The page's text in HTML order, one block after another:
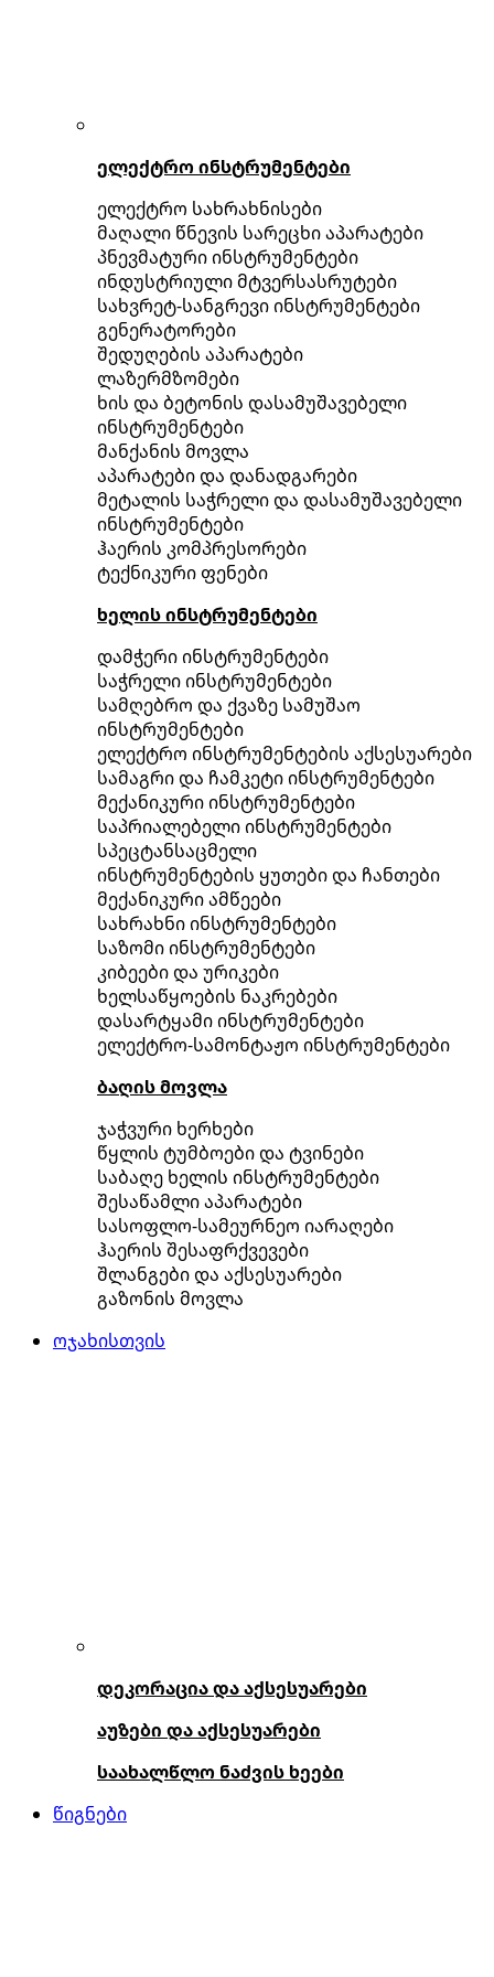
ელექტრო ინსტრუმენტები
ელექტრო სახრახნისები
მაღალი წნევის სარეცხი აპარატები
პნევმატური ინსტრუმენტები
ინდუსტრიული მტვერსასრუტები
სახვრეტ-სანგრევი ინსტრუმენტები
გენერატორები
შედუღების აპარატები
ლაზერმზომები
ხის და ბეტონის დასამუშავებელი
ინსტრუმენტები
მანქანის მოვლა
აპარატები და დანადგარები
მეტალის საჭრელი და დასამუშავებელი
ინსტრუმენტები
ჰაერის კომპრესორები
ტექნიკური ფენები
ხელის ინსტრუმენტები
დამჭერი ინსტრუმენტები
საჭრელი ინსტრუმენტები
სამღებრო და ქვაზე სამუშაო
ინსტრუმენტები
ელექტრო ინსტრუმენტების აქსესუარები
სამაგრი და ჩამკეტი ინსტრუმენტები
მექანიკური ინსტრუმენტები
საპრიალებელი ინსტრუმენტები
სპეცტანსაცმელი
ინსტრუმენტების ყუთები და ჩანთები
მექანიკური ამწეები
სახრახნი ინსტრუმენტები
საზომი ინსტრუმენტები
კიბეები და ურიკები
ხელსაწყოების ნაკრებები
დასარტყამი ინსტრუმენტები
ელექტრო-სამონტაჟო ინსტრუმენტები
ბაღის მოვლა
ჯაჭვური ხერხები
წყლის ტუმბოები და ტვინები
საბაღე ხელის ინსტრუმენტები
შესაწამლი აპარატები
სასოფლო-სამეურნეო იარაღები
ჰაერის შესაფრქვევები
შლანგები და აქსესუარები
გაზონის მოვლა
ოჯახისთვის
დეკორაცია და აქსესუარები
აუზები და აქსესუარები
საახალწლო ნაძვის ხეები
წიგნები